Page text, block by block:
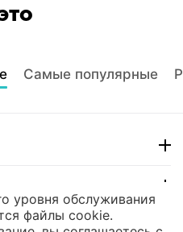
Самые популярные
уровня обслуживания
файлы cookie.